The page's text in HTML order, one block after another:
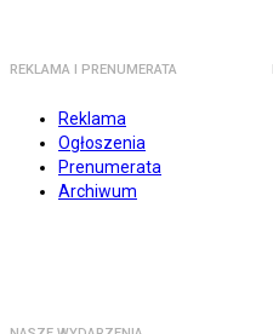
REKLAMA I PRENUMERATA
Reklama
Ogłoszenia
Prenumerata
Archiwum